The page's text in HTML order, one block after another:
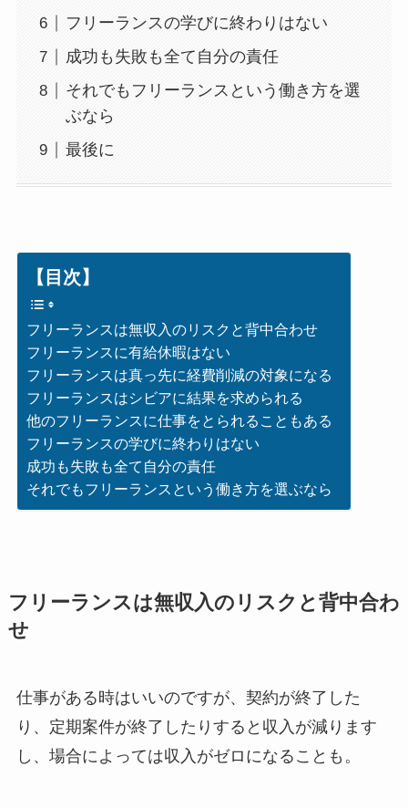
フリーランスの学びに終わりはない
成功も失敗も全て自分の責任
それでもフリーランスという働き方を選
ぶなら
最後に
【目次】
フリーランスは無収入のリスクと背中合わせ
フリーランスに有給休暇はない
フリーランスは真っ先に経費削減の対象になる
フリーランスはシビアに結果を求められる
他のフリーランスに仕事をとられることもある
フリーランスの学びに終わりはない
成功も失敗も全て自分の責任
それでもフリーランスという働き方を選ぶなら
フリーランスは無収入のリスクと背中合わ
せ
仕事がある時はいいのですが、契約が終了した
り、定期案件が終了したりすると収入が減ります
し、場合によっては収入がゼロになることも。